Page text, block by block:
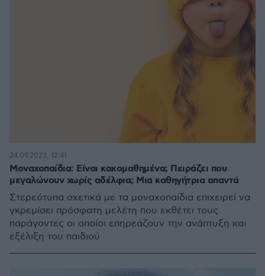
Μοναχοπαίδια: Είναι κακομαθημένα; Πειράζει που
μεγαλώνουν χωρίς αδέλφια; Μια καθηγήτρια απαντά
Στερεότυπα σχετικά με τα μοναχοπαίδια επιχειρεί να
γκρεμίσει πρόσφατη μελέτη που εκθέτει τους
παράγοντες οι οποίοι επηρεάζουν την ανάπτυξη και
εξέλιξη του παιδιού
24.09.2023, 12:41